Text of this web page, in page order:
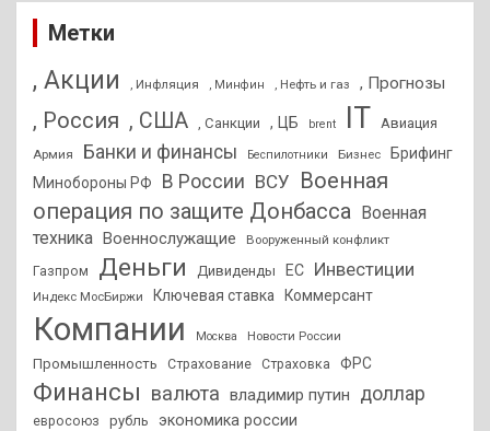
Метки
, Акции , Инфляция , Минфин , Нефть и газ , Прогнозы
, Россия , США , Санкции , ЦБ brent IT Авиация
Армия Банки и финансы Беспилотники Бизнес
Брифинг
Минобороны РФ
В России ВСУ Военная
операция по защите Донбасса Военная
техника Военнослужащие Вооруженный конфликт
Газпром Деньги Дивиденды ЕС Инвестиции
Индекс МосБиржи Ключевая ставка Коммерсант
Компании Москва Новости России
Промышленность Страхование Страховка ФРС
Финансы валюта владимир путин доллар
евросоюз рубль экономика россии